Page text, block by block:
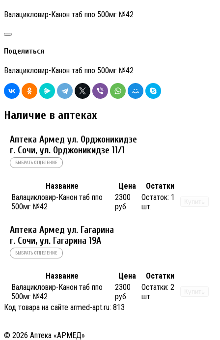
Валацикловир-Канон таб ппо 500мг №42
Поделиться
Валацикловир-Канон таб ппо 500мг №42
Наличие в аптеках
Аптека Армед ул. Орджоникидзе
г. Сочи, ул. Орджоникидзе 11/1
ВЫБРАТЬ ОТДЕЛЕНИЕ
Название Цена
Остатки
Валацикловир-Канон таб ппо
500мг №42
2300
руб.
Остаток: 1
шт.
Купить
Аптека Армед ул. Гагарина
г. Сочи, ул. Гагарина 19А
ВЫБРАТЬ ОТДЕЛЕНИЕ
Название Цена
Остатки
Валацикловир-Канон таб ппо
500мг №42
2300
руб.
Остатки: 2
шт.
Купить
Код товара на сайте armed-apt.ru: 813
© 2026 Аптека «АРМЕД»